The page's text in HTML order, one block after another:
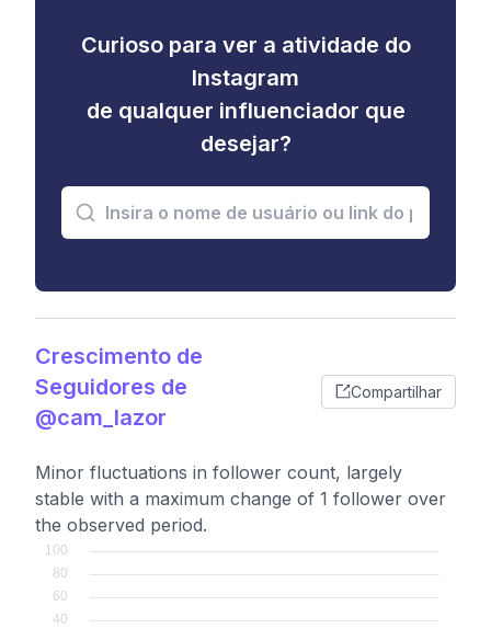
Curioso para ver a atividade do
Instagram
de qualquer influenciador que
desejar?
Crescimento de
Seguidores de
@cam_lazor
Compartilhar
Minor fluctuations in follower count, largely
stable with a maximum change of 1 follower over
the observed period.